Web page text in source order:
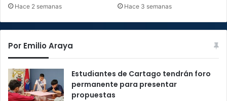
Hace 2 semanas Hace 3 semanas
Por Emilio Araya
Estudiantes de Cartago tendrán foro
permanente para presentar
propuestas